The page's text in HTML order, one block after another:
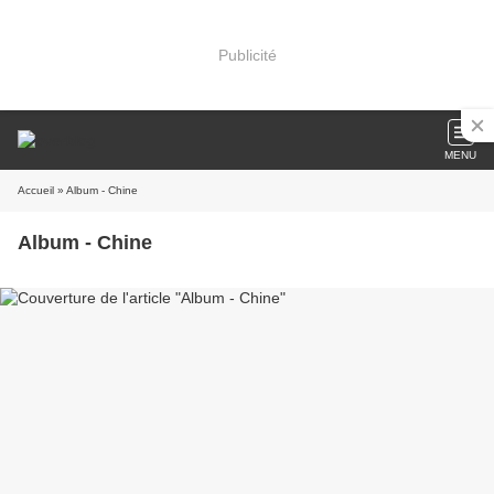
Publicité
MENU
Accueil » Album - Chine
Album - Chine